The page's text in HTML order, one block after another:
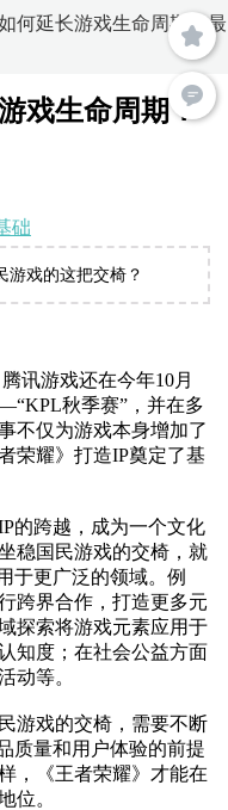
何延长游戏生命周期？最
戏生命周期？
础
游戏的这把交椅？
讯游戏还在今年10月
秋季赛”，并在多
不仅为游戏本身增加了
荣耀》打造IP奠定了基
的跨越，成为一个文化
稳国民游戏的交椅，就
于更广泛的领域。例
跨界合作，打造更多元
探索将游戏元素应用于
知度；在社会公益方面
动等。
游戏的交椅，需要不断
质量和用户体验的前提
，《王者荣耀》才能在
位。